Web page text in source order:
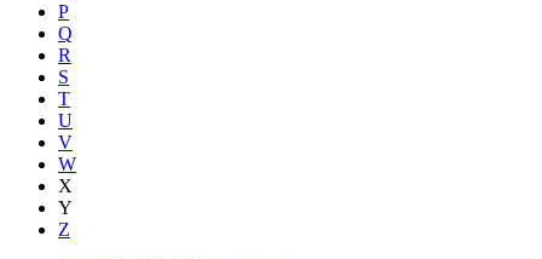
P
Q
R
S
T
U
V
W
X
Y
Z